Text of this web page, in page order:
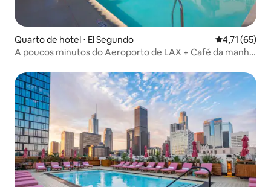
Quarto de hotel ⋅ El Segundo 4,71 de uma
4,71 (65)
A poucos minutos do Aeroporto de LAX + Café da manhã